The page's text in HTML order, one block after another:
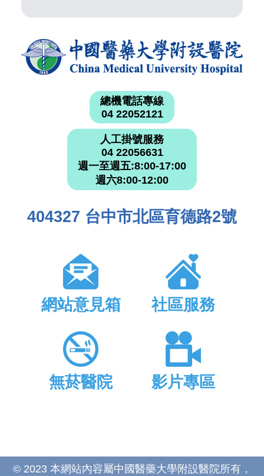
總機電話專線
04 22052121
人工掛號服務
04 22056631
週一至週五:8:00-17:00
週六8:00-12:00
404327 台中市北區育德路2號
網站意見箱 社區服務
無菸醫院 影片專區
© 2023 本網站內容屬中國醫藥大學附設醫院所有，